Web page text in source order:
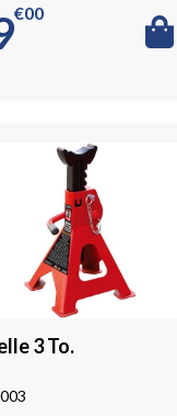
00
€
3 To.